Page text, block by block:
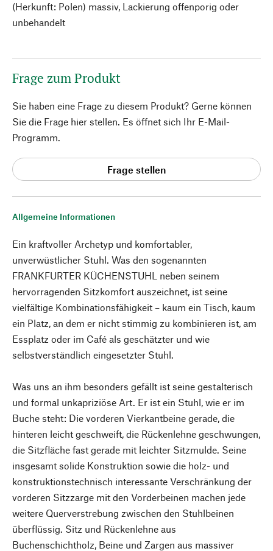
Allgemeine Informationen
Ein kraftvoller Archetyp und komfortabler,
unverwüstlicher Stuhl. Was den sogenannten
FRANKFURTER KÜCHENSTUHL neben seinem
hervorragenden Sitzkomfort auszeichnet, ist seine
vielfältige Kombinationsfähigkeit – kaum ein Tisch, kaum
ein Platz, an dem er nicht stimmig zu kombinieren ist, am
Essplatz oder im Café als geschätzter und wie
selbstverständlich eingesetzter Stuhl.
Was uns an ihm besonders gefällt ist seine gestalterisch
und formal unkapriziöse Art. Er ist ein Stuhl, wie er im
Buche steht: Die vorderen Vierkantbeine gerade, die
hinteren leicht geschweift, die Rückenlehne geschwungen,
die Sitzfläche fast gerade mit leichter Sitzmulde. Seine
insgesamt solide Konstruktion sowie die holz- und
konstruktionstechnisch interessante Verschränkung der
vorderen Sitzzarge mit den Vorderbeinen machen jede
weitere Querverstrebung zwischen den Stuhlbeinen
überflüssig. Sitz und Rückenlehne aus
Buchenschichtholz, Beine und Zargen aus massiver
(Herkunft: Polen) massiv, Lackierung offenporig oder
unbehandelt
Frage zum Produkt
Sie haben eine Frage zu diesem Produkt? Gerne können
Sie die Frage hier stellen. Es öffnet sich Ihr E-Mail-
Programm.
Frage stellen